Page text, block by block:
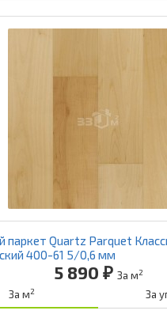
паркет Quartz Parquet
400-61 5/0,6 мм
5 890 ₽ За м2
За м2 За